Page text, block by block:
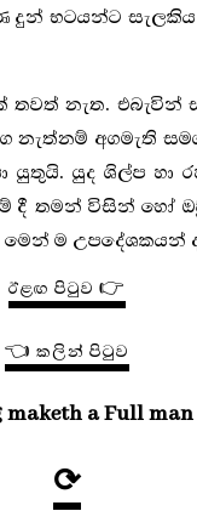
දුන් භටයන්ට
නැත. එබැවින්
අගමැති
යුතුයි. යුද ශිල්ප හා
දී තමන් විසින් හෝ
ම උපදේශකයන්
ඊළඟ පිටුව 👉
👈 කලින් පිටුව
maketh a Full man
⟳